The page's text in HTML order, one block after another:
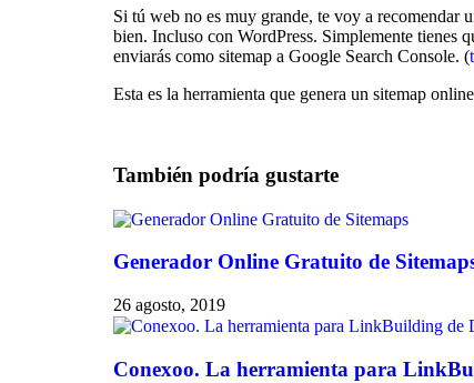
Si tú web no es muy grande, te voy a recomendar
bien. Incluso con WordPress. Simplemente tienes
enviarás como sitemap a Google Search Console. (
Esta es la herramienta que genera un sitemap
También podría gustarte
Generador Online Gratuito de
26 agosto, 2019
Conexoo. La herramienta para